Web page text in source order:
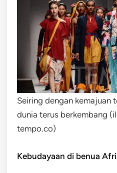
Seiring dengan kemajuan
dunia terus berkembang
tempo.co)
Kebudayaan di benua